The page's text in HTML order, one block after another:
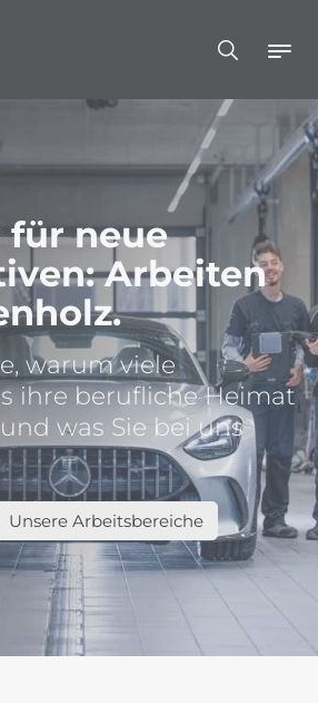
neue
Arbeiten
warum viele
ihre berufliche Heimat
was Sie bei uns
Unsere Arbeitsbereiche